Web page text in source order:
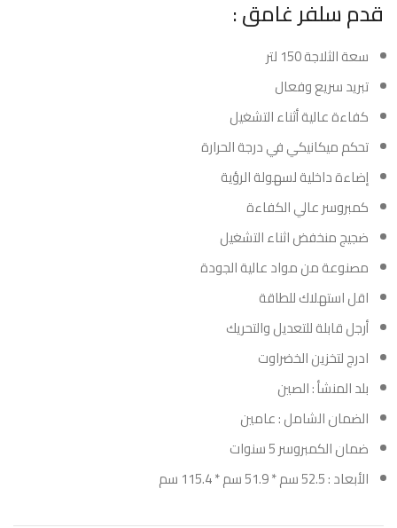
قدم سلفر غامق :
سعة الثلاجة 150 لتر
تبريد سريع وفعال
كفاءة عالية أثناء التشغيل
تحكم ميكانيكي في درجة الحرارة
إضاءة داخلية لسهولة الرؤية
كمبروسر عالي الكفاءة
ضجيج منخفض اثناء التشغيل
مصنوعة من مواد عالية الجودة
اقل استهلاك للطاقة
أرجل قابلة للتعديل والتحريك
ادرج لتخزين الخضراوت
بلد المنشأ : الصين
الضمان الشامل : عامين
ضمان الكمبروسر 5 سنوات
الأبعاد : 52.5 سم * 51.9 سم * 115.4 سم